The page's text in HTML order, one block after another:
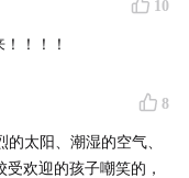
10
！！！
8
太阳、潮湿的空气、
欢迎的孩子嘲笑的，